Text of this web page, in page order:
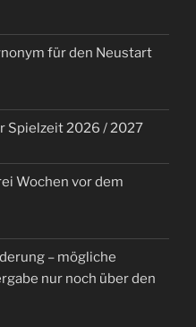
für den Neustart
Spielzeit 2026 / 2027
Wochen vor dem
– mögliche
nur noch über den